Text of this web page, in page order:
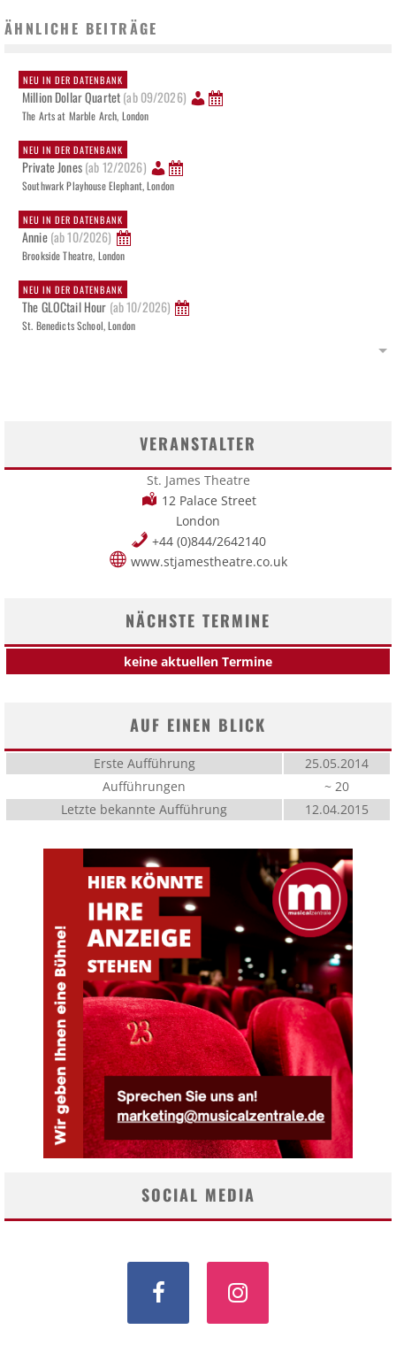
ÄHNLICHE BEITRÄGE
NEU IN DER DATENBANK
Million Dollar Quartet(ab 09/2026)
The Arts at Marble Arch, London
NEU IN DER DATENBANK
Private Jones(ab 12/2026)
Southwark Playhouse Elephant, London
NEU IN DER DATENBANK
Annie(ab 10/2026)
Brookside Theatre, London
NEU IN DER DATENBANK
The GLOCtail Hour (ab 10/2026)
St. Benedicts School, London
VERANSTALTER
St. James Theatre
12 Palace Street
London
+44 (0)844/2642140
www.stjamestheatre.co.uk
NÄCHSTE TERMINE
keine aktuellen Termine
AUF EINEN BLICK
Erste Aufführung
25.05.2014
Aufführungen
~ 20
Letzte bekannte Aufführung
12.04.2015
SOCIAL MEDIA